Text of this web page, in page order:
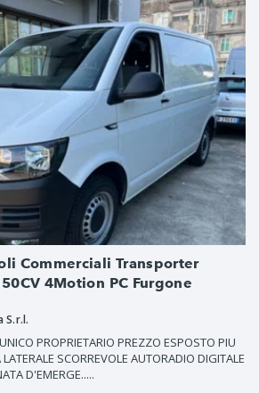
Commerciali Transporter
4Motion PC Furgone
S.r.l.
PROPRIETARIO PREZZO ESPOSTO PIU
SCORREVOLE AUTORADIO DIGITALE
D'EMERGE.....